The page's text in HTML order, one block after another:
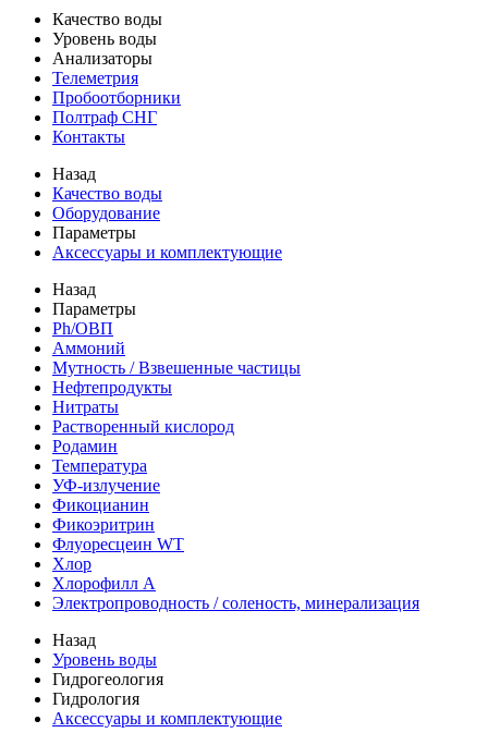
Качество воды
Уровень воды
Анализаторы
Телеметрия
Пробоотборники
Полтраф СНГ
Контакты
Назад
Качество воды
Оборудование
Параметры
Аксессуары и комплектующие
Назад
Параметры
Ph/ОВП
Аммоний
Мутность / Взвешенные частицы
Нефтепродукты
Нитраты
Растворенный кислород
Родамин
Температура
УФ-излучение
Фикоцианин
Фикоэритрин
Флуоресцеин WT
Хлор
Хлорофилл А
Электропроводность / соленость, минерализация
Назад
Уровень воды
Гидрогеология
Гидрология
Аксессуары и комплектующие